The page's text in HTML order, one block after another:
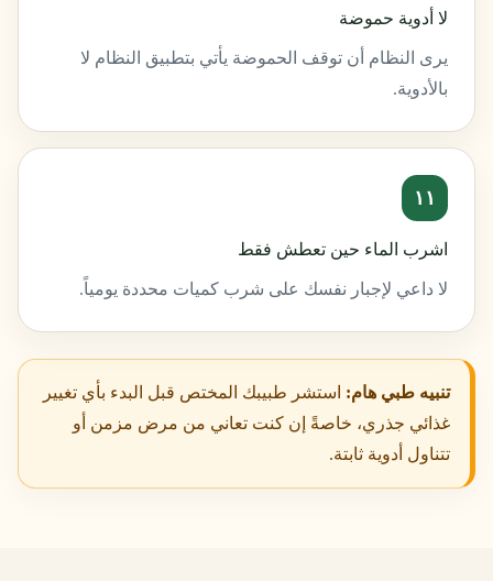
لا أدوية حموضة
يرى النظام أن توقف الحموضة يأتي بتطبيق النظام لا
بالأدوية.
١١
اشرب الماء حين تعطش فقط
لا داعي لإجبار نفسك على شرب كميات محددة يومياً.
تنبيه طبي هام: استشر طبيبك المختص قبل البدء بأي تغيير
غذائي جذري، خاصةً إن كنت تعاني من مرض مزمن أو
تتناول أدوية ثابتة.